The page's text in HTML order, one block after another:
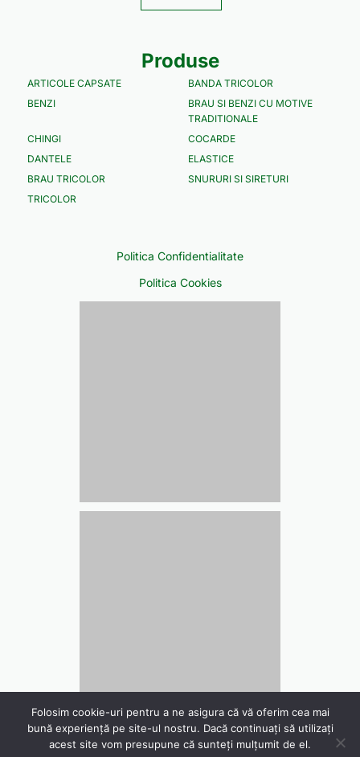
Produse
ARTICOLE CAPSATE
BANDA TRICOLOR
BENZI
BRAU SI BENZI CU MOTIVE
TRADITIONALE
CHINGI
COCARDE
DANTELE
ELASTICE
BRAU TRICOLOR
SNURURI SI SIRETURI
TRICOLOR
Politica Confidentialitate
Politica Cookies
Folosim cookie-uri pentru a ne asigura că vă oferim cea mai
bună experiență pe site-ul nostru. Dacă continuați să utilizați
acest site vom presupune că sunteți mulțumit de el.